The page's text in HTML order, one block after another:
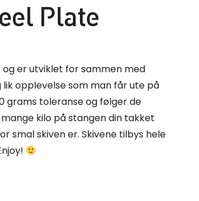
Plate
er utviklet for sammen med
opplevelse som man får ute på
grams toleranse og følger de
kilo på stangen din takket
smal skiven er. Skivene tilbys hele